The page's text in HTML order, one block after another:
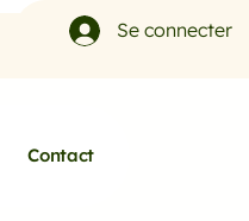
Se connecter
Contact